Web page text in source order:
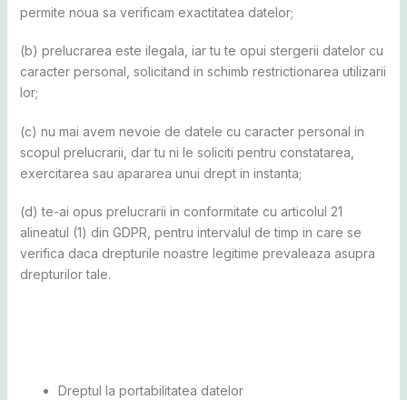
permite noua sa verificam exactitatea datelor;
(b) prelucrarea este ilegala, iar tu te opui stergerii datelor cu
caracter personal, solicitand in schimb restrictionarea utilizarii
lor;
(c) nu mai avem nevoie de datele cu caracter personal in
scopul prelucrarii, dar tu ni le soliciti pentru constatarea,
exercitarea sau apararea unui drept in instanta;
(d) te-ai opus prelucrarii in conformitate cu articolul 21
alineatul (1) din GDPR, pentru intervalul de timp in care se
verifica daca drepturile noastre legitime prevaleaza asupra
drepturilor tale.
Dreptul la portabilitatea datelor